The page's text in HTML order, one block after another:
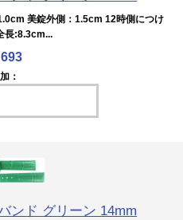
美錠外側：1.5cm 12時側につけ
長:8.3cm...
：
ンド グリーン 14mm